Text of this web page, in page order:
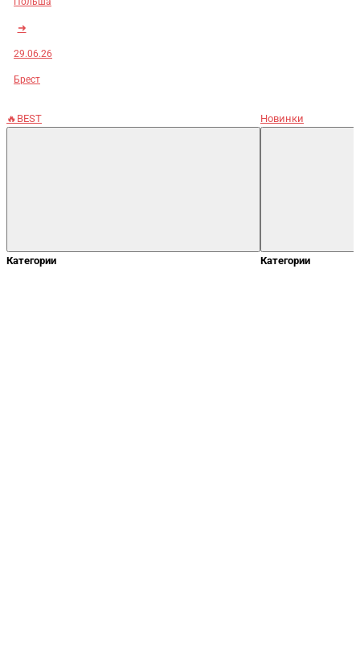
➜
29.06.26
Брест
🔥BEST
Категории
Новинки
Категории